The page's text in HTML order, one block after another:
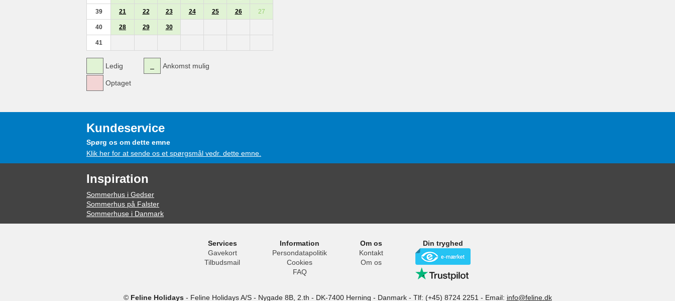
39 21 22 23 24 25 26 27
40 28 29 30
41
Ledig
Optaget
Ankomst mulig
Kundeservice
Spørg os om dette emne
Klik her for at sende os et spørgsmål vedr. dette emne.
Inspiration
Sommerhus i Gedser
Sommerhus på Falster
Sommerhuse i Danmark
Services
Gavekort
Tilbudsmail
Information
Persondatapolitik
Cookies
FAQ
Om os
Kontakt
Om os
Din tryghed
© Feline Holidays- Feline Holidays A/S- Nygade 8B, 2.th - DK-7400 Herning - Danmark - Tlf: (+45) 8724 2251 - Email: info@feline.dk